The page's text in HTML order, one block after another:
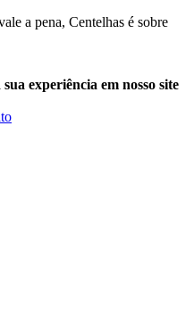
a pena, Centelhas é sobre
experiência em nosso site